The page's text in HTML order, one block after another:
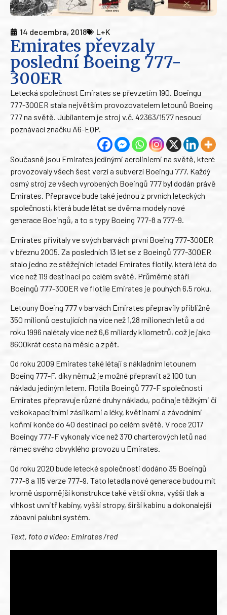
14 decembra, 2018 L+K
Emirates převzaly
poslední Boeing 777-
300ER
Letecká společnost Emirates se převzetím 190. Boeingu
777-300ER stala největším provozovatelem letounů Boeing
777 na světě. Jubilantem je stroj v.č. 42363/1577 nesoucí
poznávací značku A6-EQP.
Současně jsou Emirates jedinými aeroliniemi na světě, které
provozovaly všech šest verzí a subverzí Boeingu 777. Každý
osmý stroj ze všech vyrobených Boeingů 777 byl dodán právě
Emirates. Přepravce bude také jednou z prvních leteckých
společností, která bude létat se dvěma modely nové
generace Boeingů, a to s typy Boeing 777-8 a 777-9.
Emirates přivítaly ve svých barvách první Boeing 777-300ER
v březnu 2005. Za posledních 13 let se z Boeingů 777-300ER
stalo jedno ze stěžejních letadel Emirates flotily, která létá do
více než 119 destinací po celém světě. Průměrné stáří
Boeingů 777-300ER ve flotile Emirates je pouhých 6,5 roku.
Letouny Boeing 777 v barvách Emirates přepravily přibližně
350 milionů cestujících na více než 1,28 milionech letů a od
roku 1996 nalétaly více než 6,6 miliardy kilometrů, což je jako
8600krát cesta na měsíc a zpět.
Od roku 2009 Emirates také létají s nákladním letounem
Boeing 777-F, díky němuž je možné přepravit až 100 tun
nákladu jediným letem. Flotila Boeingů 777-F společnosti
Emirates přepravuje různé druhy nákladu, počínaje těžkými či
velkokapacitními zásilkami a léky, květinami a závodními
koňmi konče do 40 destinací po celém světě. V roce 2017
Boeingy 777-F vykonaly více než 370 charterových letů nad
rámec svého obvyklého provozu u Emirates.
Od roku 2020 bude letecké společnosti dodáno 35 Boeingů
777-8 a 115 verze 777-9. Tato letadla nové generace budou mít
kromě úspornější konstrukce také větší okna, vyšší tlak a
vlhkost uvnitř kabiny, vyšší stropy, širší kabinu a dokonalejší
zábavní palubní systém.
Text, foto a video: Emirates /red